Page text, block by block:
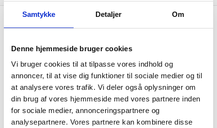
Samtykke Detaljer Om
Denne hjemmeside bruger cookies
Vi bruger cookies til at tilpasse vores indhold og
annoncer, til at vise dig funktioner til sociale medier og til
at analysere vores trafik. Vi deler også oplysninger om
din brug af vores hjemmeside med vores partnere inden
for sociale medier, annonceringspartnere og
analysepartnere. Vores partnere kan kombinere disse
Haavmaand har ingen datterselskaber.